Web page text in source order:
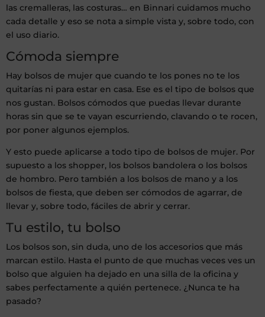
las cremalleras, las costuras… en Binnari cuidamos mucho
cada detalle y eso se nota a simple vista y, sobre todo, con
el uso diario.
Cómoda siempre
Hay bolsos de mujer que cuando te los pones no te los
quitarías ni para estar en casa. Ese es el tipo de bolsos que
nos gustan. Bolsos cómodos que puedas llevar durante
horas sin que se te vayan escurriendo, clavando o te rocen,
por poner algunos ejemplos.
Y esto puede aplicarse a todo tipo de bolsos de mujer. Por
supuesto a los shopper, los bolsos bandolera o los bolsos
de hombro. Pero también a los bolsos de mano y a los
bolsos de fiesta, que deben ser cómodos de agarrar, de
llevar y, sobre todo, fáciles de abrir y cerrar.
Tu estilo, tu bolso
Los bolsos son, sin duda, uno de los accesorios que más
marcan estilo. Hasta el punto de que muchas veces ves un
bolso que alguien ha dejado en una silla de la oficina y
sabes perfectamente a quién pertenece. ¿Nunca te ha
pasado?